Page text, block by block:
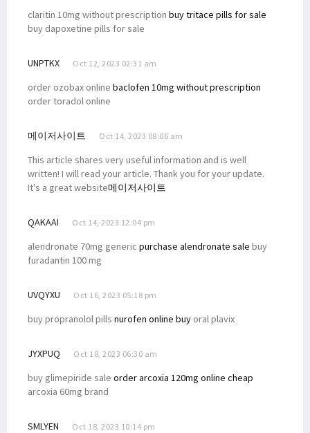
claritin 10mg without prescription buy tritace pills for sale
buy dapoxetine pills for sale
UNPTKX Oct 12, 2023 02:31 am
order ozobax online baclofen 10mg without prescription
order toradol online
메이저사이트 Oct 14, 2023 08:06 am
This article shares very useful information and is well
written! I will read your article. Thank you for your update.
It's a great website메이저사이트
QAKAAI Oct 14, 2023 12:04 pm
alendronate 70mg generic purchase alendronate sale buy
furadantin 100 mg
UVQYXU Oct 16, 2023 05:18 pm
buy propranolol pills nurofen online buy oral plavix
JYXPUQ Oct 18, 2023 06:30 am
buy glimepiride sale order arcoxia 120mg online cheap
arcoxia 60mg brand
SMLYEN Oct 18, 2023 10:14 pm